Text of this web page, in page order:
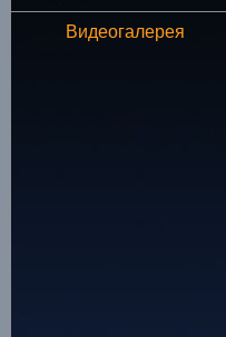
Видеогалерея